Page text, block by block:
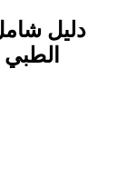
دليل
الطبي